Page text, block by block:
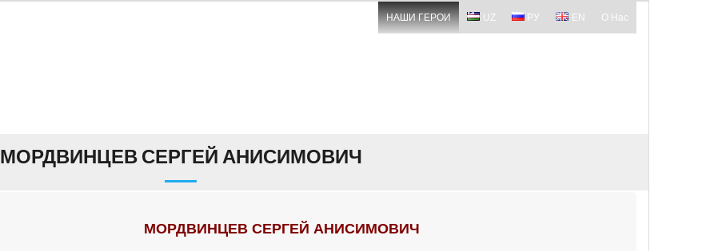
НАШИ ГЕРОИ UZ РУ EN О Нас
МОРДВИНЦЕВ СЕРГЕЙ АНИСИМОВИЧ
МОРДВИНЦЕВ СЕРГЕЙ АНИСИМОВИЧ